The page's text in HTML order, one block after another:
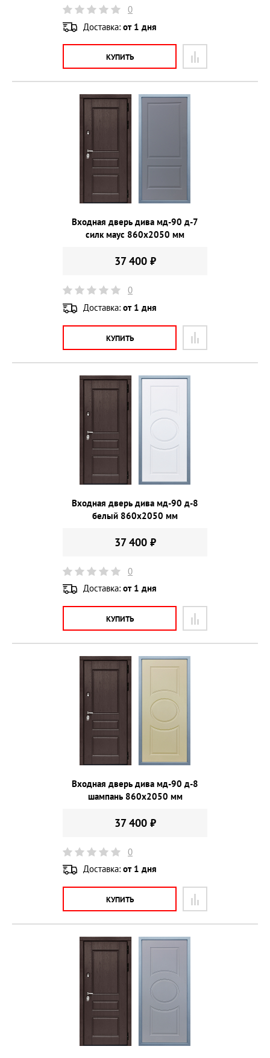
0
Доставка: от 1 дня
КУПИТЬ
Входная дверь дива мд-90 д-7
силк маус 860х2050 мм
37 400 ₽
0
Доставка: от 1 дня
КУПИТЬ
Входная дверь дива мд-90 д-8
белый 860х2050 мм
37 400 ₽
0
Доставка: от 1 дня
КУПИТЬ
Входная дверь дива мд-90 д-8
шампань 860х2050 мм
37 400 ₽
0
Доставка: от 1 дня
КУПИТЬ